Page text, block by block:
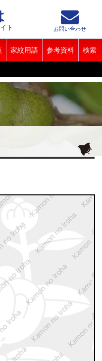
ト
家紋用語 参考資料 検索
お問い合わせ